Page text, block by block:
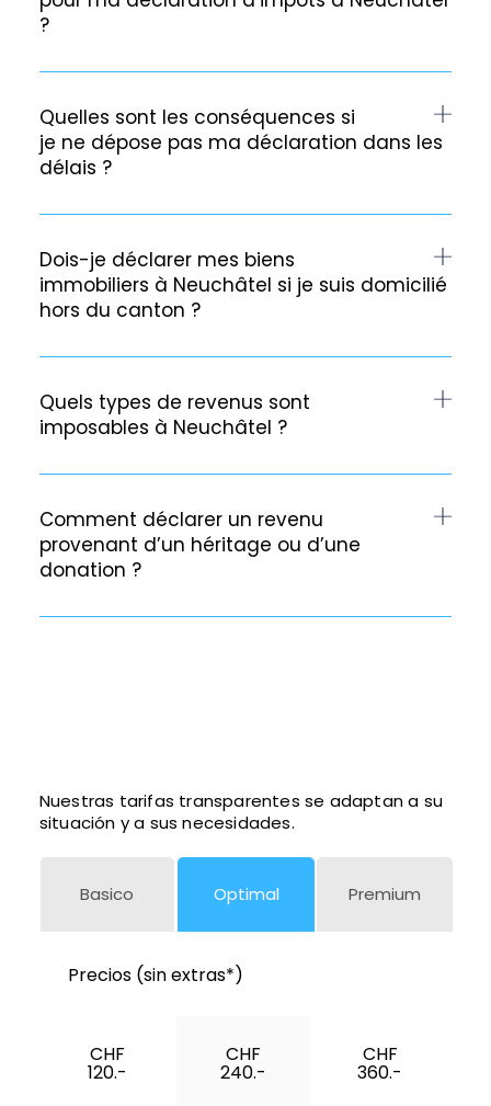
?
Quelles sont les conséquences si
je ne dépose pas ma déclaration dans les
délais ?
Dois-je déclarer mes biens
immobiliers à Neuchâtel si je suis domicilié
hors du canton ?
Quels types de revenus sont
imposables à Neuchâtel ?
Comment déclarer un revenu
provenant d’un héritage ou d’une
donation ?
Nuestras tarifas transparentes se adaptan a su
situación y a sus necesidades.
Basico Optimal Premium
Precios (sin extras*)
CHF
120.-
CHF
240.-
CHF
360.-